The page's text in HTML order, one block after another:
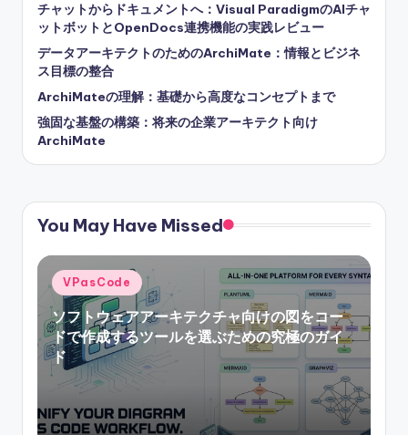
チャットからドキュメントへ：Visual ParadigmのAIチャ
ットボットとOpenDocs連携機能の実践レビュー
データアーキテクトのためのArchiMate：情報とビジネ
ス目標の整合
ArchiMateの理解：基礎から高度なコンセプトまで
強固な基盤の構築：将来の企業アーキテクト向け
ArchiMate
You May Have Missed
Posted
in
VPasCode
ソフトウェアアーキテクチャ向けの図をコー
ドで作成するツールを選ぶための究極のガイ
ド